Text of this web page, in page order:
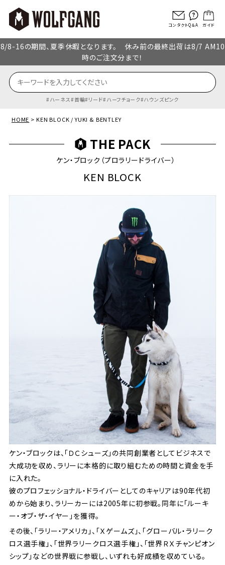
コンタクトQ＆A ガイド
8/8-16の期間、夏季休暇となります。 休み前の最終出荷は8/7 AM10
時のご注文分まで！
ハーネス 首輪 リード ハーフチョーク ハウンズピンク
HOME KEN BLOCK / YUKI & BENTLEY
THE PACK
ケン・ブロック（プロラリードライバー）
KEN BLOCK
ケン・ブロックは、「ＤＣシューズ」の共同創業者としてビジネスで
大成功を収め、ラリーに本格的に取り組むための時間と資金を手
に入れた。
彼のプロフェッショナル・ドライバーとしてのキャリアは90年代初
めから始まり、ラリーカーには2005年に初参戦。同年に「ルーキ
ー・オブ・ザ・イヤー」を獲得。
その後、「ラリー・アメリカ」、「Ｘゲームズ」、「グローバル・ラリーク
ロス選手権」、「世界ラリークロス選手権」、「世界ＲＸチャンピオン
シップ」などの世界戦に参戦し、いずれも好成績を収めている。